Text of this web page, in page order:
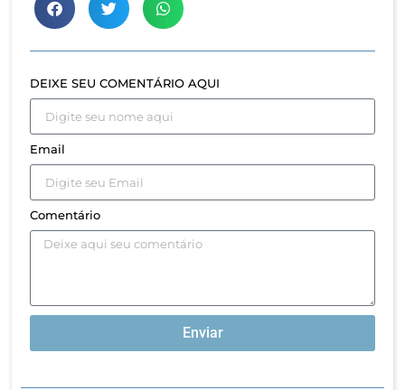
DEIXE SEU COMENTÁRIO AQUI
Email
Comentário
Enviar